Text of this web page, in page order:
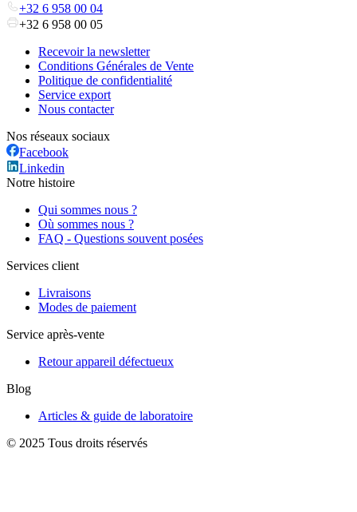
+32 6 958 00 04
+32 6 958 00 05
Recevoir la newsletter
Conditions Générales de Vente
Politique de confidentialité
Service export
Nous contacter
Nos réseaux sociaux
Facebook
Linkedin
Notre histoire
Qui sommes nous ?
Où sommes nous ?
FAQ - Questions souvent posées
Services client
Livraisons
Modes de paiement
Service après-vente
Retour appareil défectueux
Blog
Articles & guide de laboratoire
© 2025 Tous droits réservés